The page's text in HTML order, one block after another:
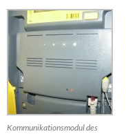
Kommunikationsmodul des